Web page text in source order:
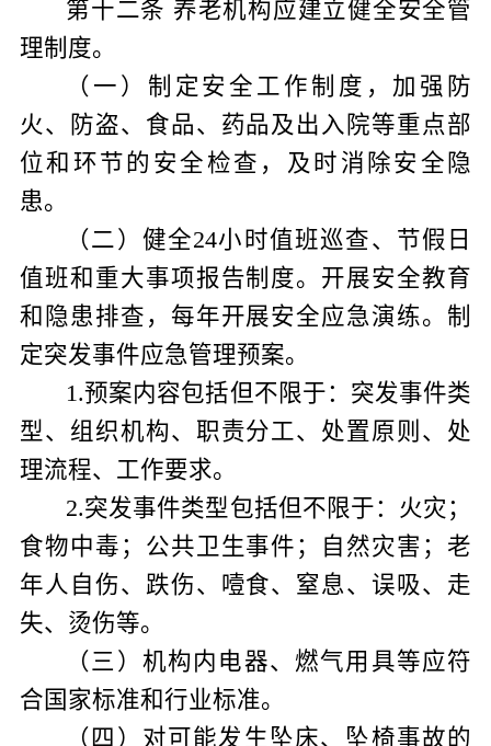
第十二条 养老机构应建立健全安全管
理制度。
（一）制定安全工作制度，加强防
火、防盗、食品、药品及出入院等重点部
位和环节的安全检查，及时消除安全隐
患。
（二）健全24小时值班巡查、节假日
值班和重大事项报告制度。开展安全教育
和隐患排查，每年开展安全应急演练。制
定突发事件应急管理预案。
1.预案内容包括但不限于：突发事件类
型、组织机构、职责分工、处置原则、处
理流程、工作要求。
2.突发事件类型包括但不限于：火灾；
食物中毒；公共卫生事件；自然灾害；老
年人自伤、跌伤、噎食、窒息、误吸、走
失、烫伤等。
（三）机构内电器、燃气用具等应符
合国家标准和行业标准。
（四）对可能发生坠床、坠椅事故的